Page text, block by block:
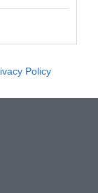
Policy